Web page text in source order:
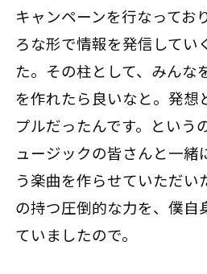
キャンペーンを行なってお
ろな形で情報を発信してい
た。その柱として、みんな
を作れたら良いなと。発想
プルだったんです。という
ュージックの皆さんと一緒
う楽曲を作らせていただい
の持つ圧倒的な力を、僕自
ていましたので。